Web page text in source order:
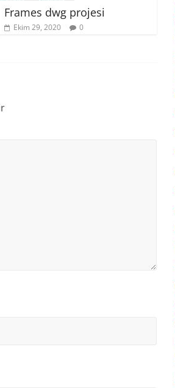
Frames dwg projesi
Ekim 29, 2020 0